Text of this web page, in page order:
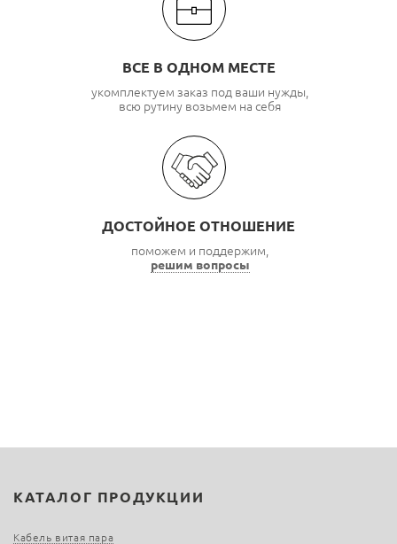
ВСЕ В ОДНОМ МЕСТЕ
укомплектуем заказ под ваши нужды,
всю рутину возьмем на себя
ДОСТОЙНОЕ ОТНОШЕНИЕ
поможем и поддержим,
решим вопросы
КАТАЛОГ ПРОДУКЦИИ
Кабель витая пара